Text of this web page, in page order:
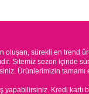
oluşan, sürekli en trend
Sitemiz sezon
Ürünlerimizin
yapabilirsiniz. Kredi